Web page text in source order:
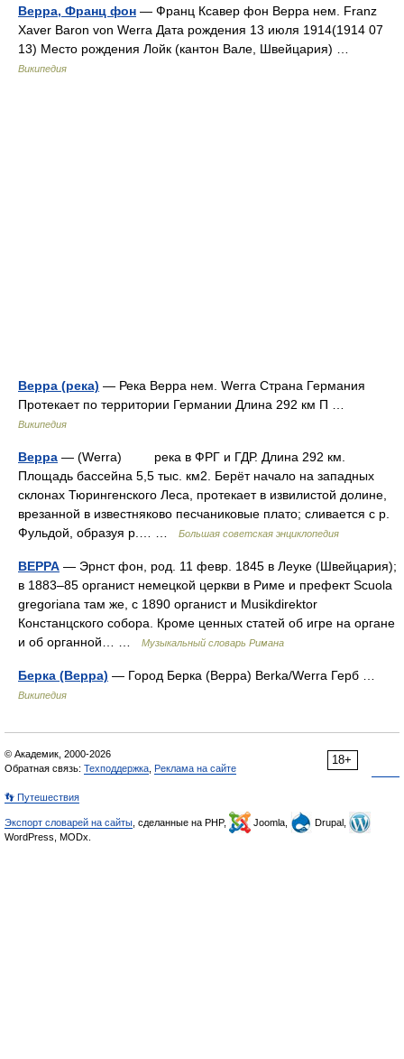
Верра, Франц фон — Франц Ксавер фон Верра нем. Franz
Xaver Baron von Werra Дата рождения 13 июля 1914(1914 07
13) Место рождения Лойк (кантон Вале, Швейцария) …
Википедия
Верра (река) — Река Верра нем. Werra Страна Германия
Протекает по территории Германии Длина 292 км П …
Википедия
Верра — (Werra) река в ФРГ и ГДР. Длина 292 км.
Площадь бассейна 5,5 тыс. км2. Берёт начало на западных
склонах Тюрингенского Леса, протекает в извилистой долине,
врезанной в известняково песчаниковые плато; сливается с р.
Фульдой, образуя р.… …
Большая советская энциклопедия
ВЕРРА — Эрнст фон, род. 11 февр. 1845 в Леуке (Швейцария);
в 1883–85 органист немецкой церкви в Риме и префект Scuola
gregoriana там же, с 1890 органист и Musikdirektor
Констанцского собора. Кроме ценных статей об игре на органе
и об органной… …
Музыкальный словарь Римана
Берка (Верра) — Город Берка (Верра) Berka/Werra Герб …
Википедия
18+
© Академик, 2000-2026
Обратная связь: Техподдержка Реклама на сайте
👣 Путешествия
Экспорт словарей на сайты , сделанные на PHP, Joomla,
Drupal,
WordPress, MODx.